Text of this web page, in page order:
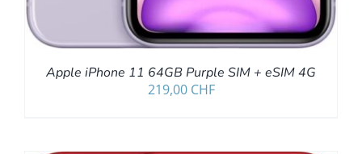
Apple iPhone 11 64GB Purple SIM + eSIM 4G
219,00 CHF